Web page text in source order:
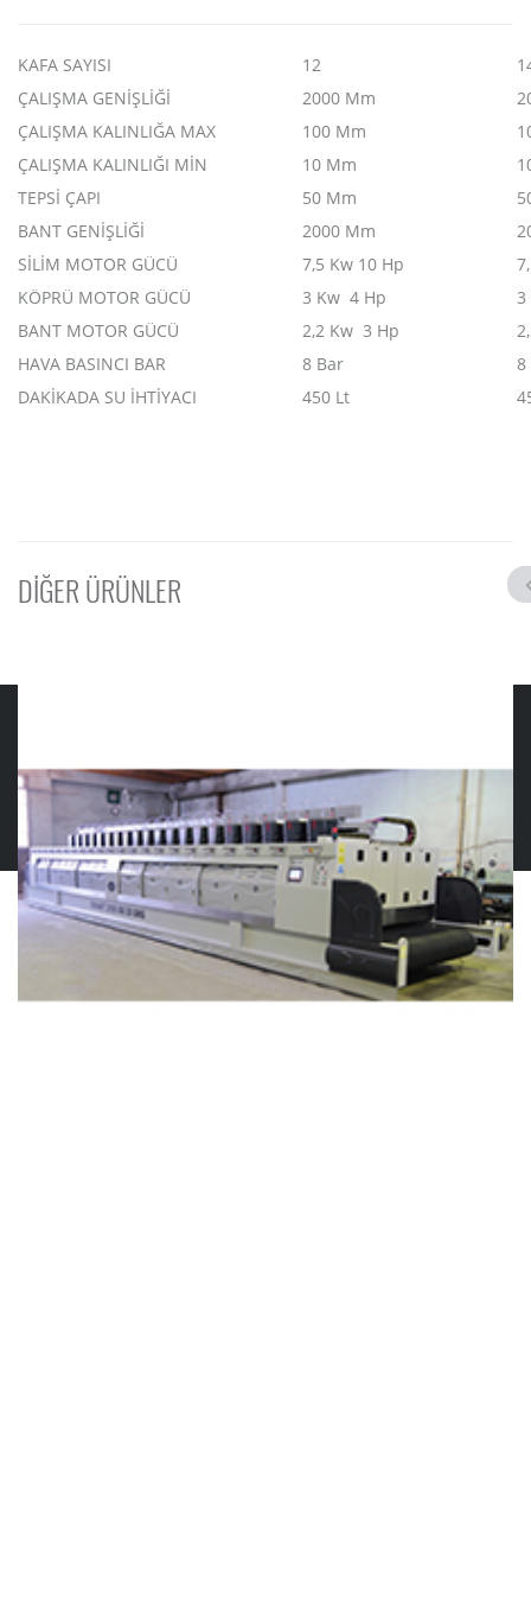
KAFA SAYISI 12
ÇALIŞMA GENİŞLİĞİ
2000 Mm
ÇALIŞMA KALINLIĞA MAX
100 Mm
ÇALIŞMA KALINLIĞI MİN
10 Mm
TEPSİ ÇAPI
50 Mm
BANT GENİŞLİĞİ
2000 Mm
SİLİM MOTOR GÜCÜ
7,5 Kw 10 Hp
KÖPRÜ MOTOR GÜCÜ
3 Kw 4 Hp
3
BANT MOTOR GÜCÜ
2,2 Kw 3 Hp
HAVA BASINCI BAR
8 Bar
8
DAKİKADA SU İHTİYACI
450 Lt
DİĞER ÜRÜNLER
© 2019 GMS MERMER MAKİNELERİ
İletisim